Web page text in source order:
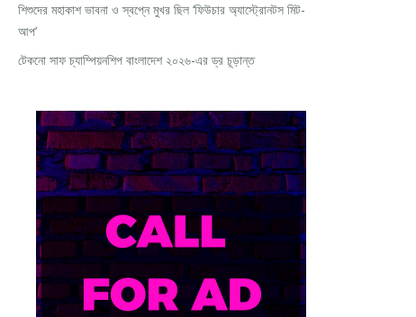
শিশুদের মহাকাশ ভাবনা ও স্বপ্নে মুখর ছিল ‘ফিউচার অ্যাস্ট্রোনটস মিট-
আপ’
টেকনো সাফ চ্যাম্পিয়নশিপ বাংলাদেশ ২০২৬-এর ড্র চূড়ান্ত